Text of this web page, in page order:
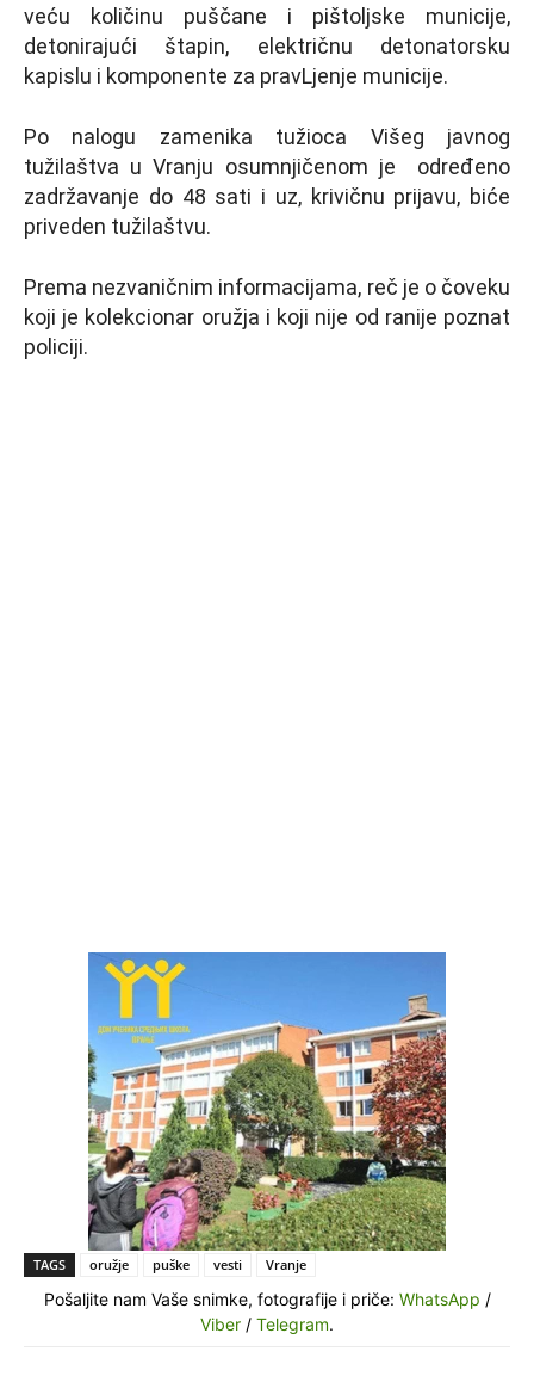
veću količinu puščane i pištoljske municije,
detonirajući štapin, električnu detonatorsku
kapislu i komponente za pravLjenje municije.
Po nalogu zamenika tužioca Višeg javnog
tužilaštva u Vranju osumnjičenom je određeno
zadržavanje do 48 sati i uz, krivičnu prijavu, biće
priveden tužilaštvu.
Prema nezvaničnim informacijama, reč je o čoveku
koji je kolekcionar oružja i koji nije od ranije poznat
policiji.
TAGS oružje puške vesti Vranje
Pošaljite nam Vaše snimke, fotografije i priče: WhatsApp /
Viber / Telegram.